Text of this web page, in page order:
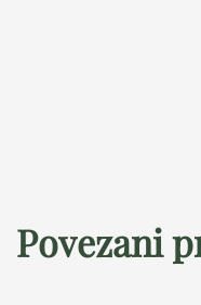
Povezani